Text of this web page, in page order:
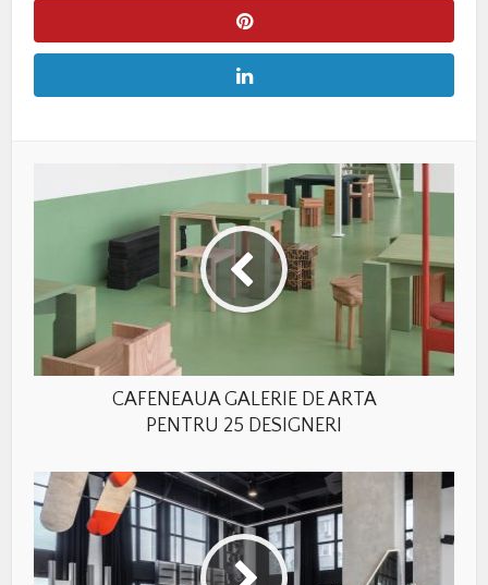
CAFENEAUA GALERIE DE ARTA
PENTRU 25 DESIGNERI